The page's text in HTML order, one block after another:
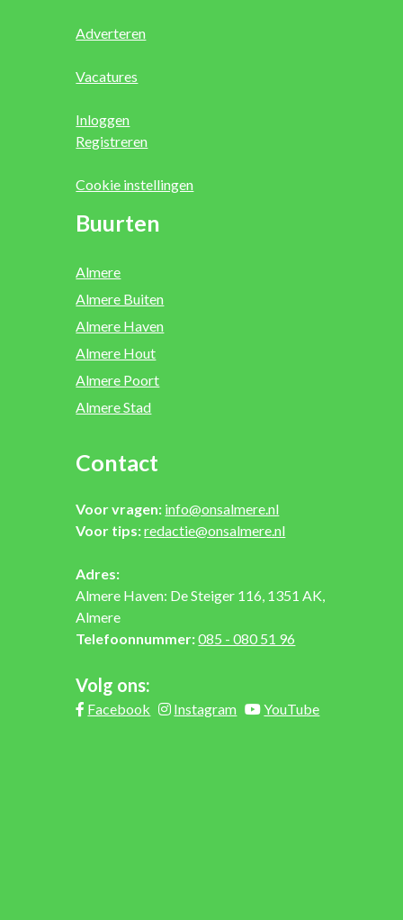
Adverteren
Vacatures
Inloggen
Registreren
Cookie instellingen
Buurten
Almere
Almere Buiten
Almere Haven
Almere Hout
Almere Poort
Almere Stad
Contact
Voor vragen: info@onsalmere.nl
Voor tips:redactie@onsalmere.nl
Adres:
Almere Haven: De Steiger 116, 1351 AK,
Almere
Telefoonnummer:085 - 080 51 96
Volg ons:
Facebook Instagram YouTube